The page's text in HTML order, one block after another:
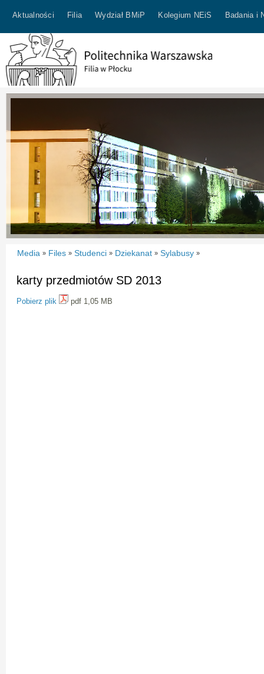
Aktualności Filia Wydział BMiP Kolegium NEiS Badania i
Media » Files » Studenci » Dziekanat » Sylabusy »
karty przedmiotów SD 2013
Pobierz plik pdf 1,05 MB